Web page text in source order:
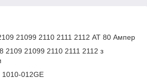
21099 2110 2111 2112 АТ 80 Ампер
2109 21099 2110 2111 2112 з
1010-012GE